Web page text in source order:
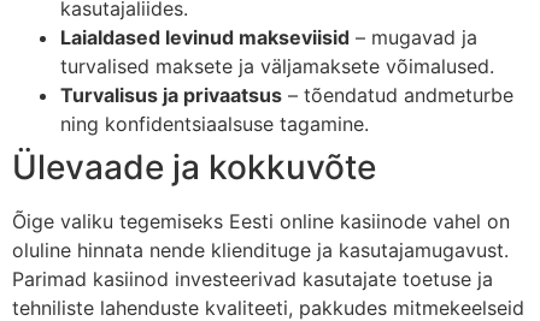
kasutajaliides.
Laialdased levinud makseviisid – mugavad ja
turvalised maksete ja väljamaksete võimalused.
Turvalisus ja privaatsus – tõendatud andmeturbe
ning konfidentsiaalsuse tagamine.
Ülevaade ja kokkuvõte
Õige valiku tegemiseks Eesti online kasiinode vahel on
oluline hinnata nende kliendituge ja kasutajamugavust.
Parimad kasiinod investeerivad kasutajate toetuse ja
tehniliste lahenduste kvaliteeti, pakkudes mitmekeelseid